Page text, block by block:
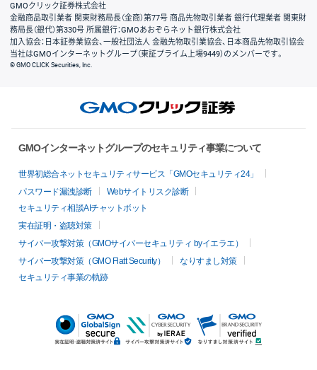
GMOクリック証券株式会社
金融商品取引業者 関東財務局長（金商）第77号 商品先物取引業者 銀行代理業者 関東財
務局長（銀代）第330号 所属銀行：GMOあおぞらネット銀行株式会社
加入協会：日本証券業協会、一般社団法人 金融先物取引業協会、日本商品先物取引協会
当社はGMOインターネットグループ（東証プライム上場9449）のメンバーです。
© GMO CLICK Securities, Inc.
GMOインターネットグループのセキュリティ事業について
世界初総合ネットセキュリティサービス「GMOセキュリティ24」
パスワード漏洩診断
Webサイトリスク診断
セキュリティ相談AIチャットボット
実在証明・盗聴対策
サイバー攻撃対策（GMOサイバーセキュリティ byイエラエ）
サイバー攻撃対策（GMO Flatt Security）
なりすまし対策
セキュリティ事業の軌跡